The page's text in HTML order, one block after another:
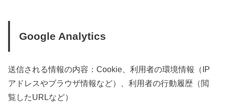
Google Analytics
送信される情報の内容：Cookie、利用者の環境情報（IP
アドレスやブラウザ情報など）、利用者の行動履歴（閲
覧したURLなど）